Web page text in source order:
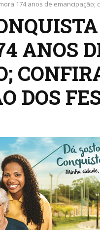
174 anos de
ANOS
DOS